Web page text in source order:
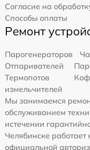
Согласие на
Способы оплаты
Ремонт
Парогенераторов
Отпаривателей
Термопотов
измельчителей
Мы занимаемся
обслуживанием
истечении
Челябинске
официальной